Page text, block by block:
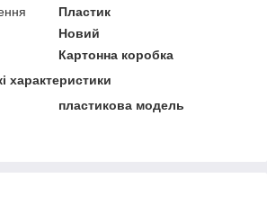
Пластик
Новий
Картонна коробка
характеристики
пластикова модель